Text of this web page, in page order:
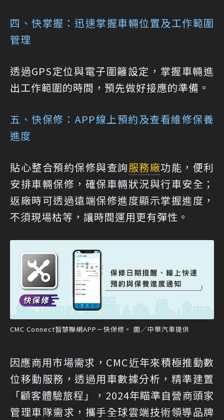
四、快掌握：迅速掌握車輛位置及工作範圍
管理
透過GPS定位與電子圍籬設定，掌握車輛進
出工作範圍的時間，預先做好接應的準備。
五、快保修：APP線上預約及查看維修保養
進度
貼心整合預約保修與查詢服務廠功能，便利
安排車輛保修，確保車輛狀況與行車安全；
返廠時可透過遠端保修進度顯示掌握進度，
不須現場枯等，讓時間運用更有彈性。
CMC Connect智慧聯網APP－快保修。 圖／中華汽車提供
因應商用市場需求，CMC近年來積極推動數
位移動服務，透過用車數據分析，精準建置
「顧客體驗旅程」，2024年瞄準自營商頭家
管理車隊需求，攜手全球雲端技術領導品牌